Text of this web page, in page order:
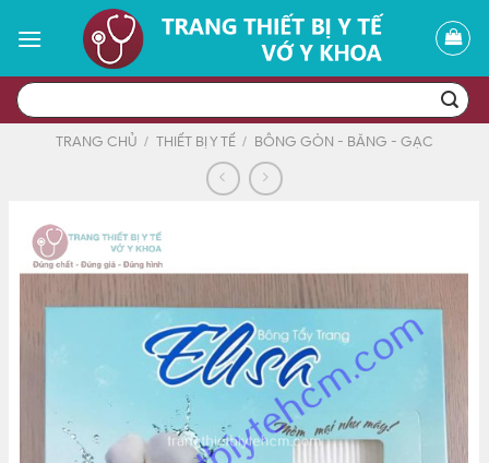
Tìm
kiếm:
TRANG CHỦ / THIẾT BỊ Y TẾ / BÔNG GÒN - BĂNG - GẠC